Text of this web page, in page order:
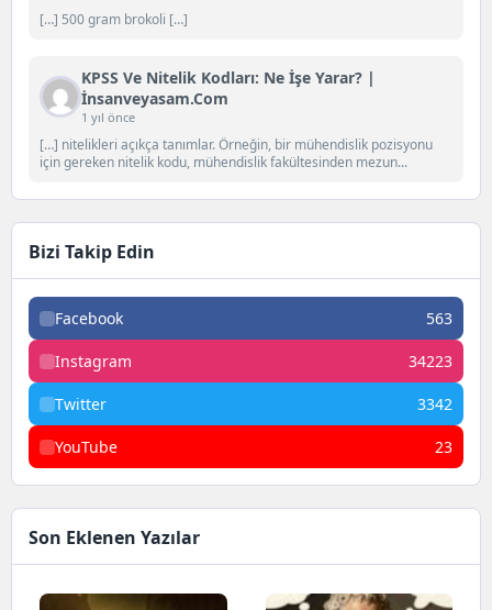
[…] 500 gram brokoli […]
KPSS Ve Nitelik Kodları: Ne İşe Yarar? |
İnsanveyasam.com
1 yıl önce
[…] nitelikleri açıkça tanımlar. Örneğin, bir mühendislik pozisyonu
için gereken nitelik kodu, mühendislik fakültesinden mezun...
Bizi Takip Edin
Facebook 563
Instagram 34223
Twitter 3342
YouTube 23
Son Eklenen Yazılar